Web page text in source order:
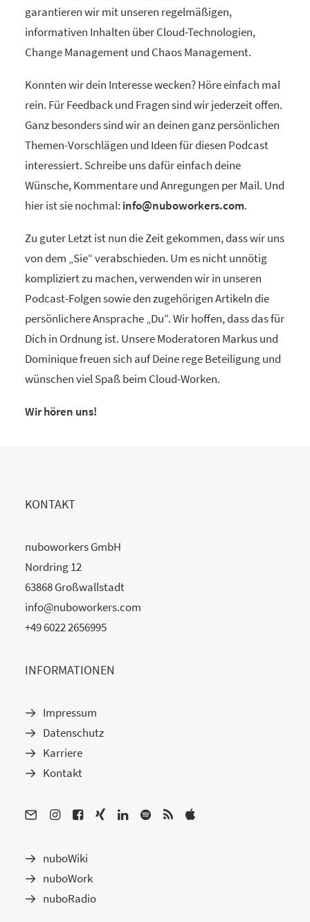
garantieren wir mit unseren regelmäßigen,
informativen Inhalten über Cloud-Technologien,
Change Management und Chaos Management.
Konnten wir dein Interesse wecken? Höre einfach mal
rein. Für Feedback und Fragen sind wir jederzeit offen.
Ganz besonders sind wir an deinen ganz persönlichen
Themen-Vorschlägen und Ideen für diesen Podcast
interessiert. Schreibe uns dafür einfach deine
Wünsche, Kommentare und Anregungen per Mail. Und
hier ist sie nochmal: info@nuboworkers.com.
Zu guter Letzt ist nun die Zeit gekommen, dass wir uns
von dem „Sie“ verabschieden. Um es nicht unnötig
kompliziert zu machen, verwenden wir in unseren
Podcast-Folgen sowie den zugehörigen Artikeln die
persönlichere Ansprache „Du“. Wir hoffen, dass das für
Dich in Ordnung ist. Unsere Moderatoren Markus und
Dominique freuen sich auf Deine rege Beteiligung und
wünschen viel Spaß beim Cloud-Worken.
Wir hören uns!
KONTAKT
nuboworkers GmbH
Nordring 12
63868 Großwallstadt
info@nuboworkers.com
+49 6022 2656995
INFORMATIONEN
Impressum
Datenschutz
Karriere
Kontakt
nuboWiki
nuboWork
nuboRadio